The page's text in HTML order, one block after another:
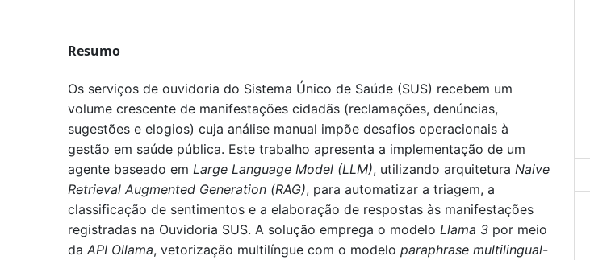
Resumo
Os serviços de ouvidoria do Sistema Único de Saúde (SUS) recebem um
volume crescente de manifestações cidadãs (reclamações, denúncias,
sugestões e elogios) cuja análise manual impõe desafios operacionais à
gestão em saúde pública. Este trabalho apresenta a implementação de um
agente baseado em Large Language Model (LLM), utilizando arquitetura Naive
Retrieval Augmented Generation (RAG), para automatizar a triagem, a
classificação de sentimentos e a elaboração de respostas às manifestações
registradas na Ouvidoria SUS. A solução emprega o modelo Llama 3por meio
da API Ollama, vetorização multilíngue com o modelo paraphrase multilingual-